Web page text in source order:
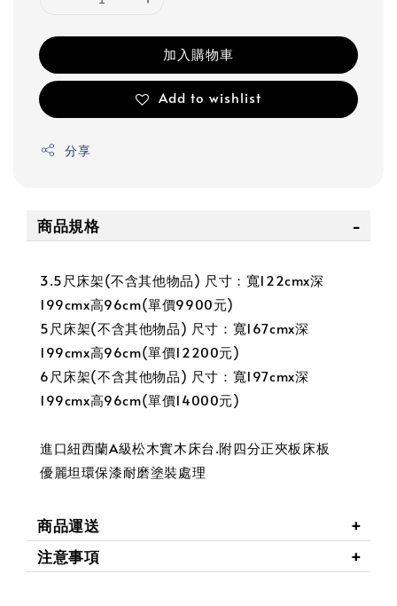
加入購物車
Add to wishlist
分享
商品規格
3.5尺床架(不含其他物品) 尺寸：寬122cmx深
199cmx高96cm(單價9900元)
5尺床架(不含其他物品) 尺寸：寬167cmx深
199cmx高96cm(單價12200元)
6尺床架(不含其他物品) 尺寸：寬197cmx深
199cmx高96cm(單價14000元)
進口紐西蘭A級松木實木床台.附四分正夾板床板
優麗坦環保漆耐磨塗裝處理
商品運送
注意事項